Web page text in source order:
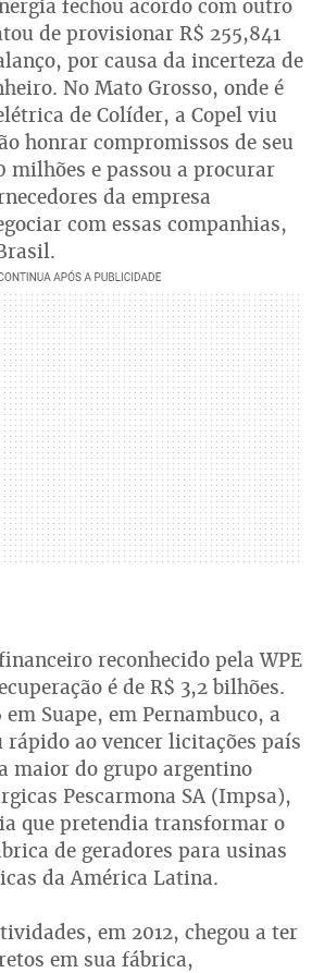
fechou acordo com outro
de provisionar R$ 255,841
por causa da incerteza de
No Mato Grosso, onde é
de Colíder, a Copel viu
honrar compromissos de seu
milhões e passou a procurar
da empresa
com essas companhias,
reconhecido pela WPE
é de R$ 3,2 bilhões.
Suape, em Pernambuco, a
rápido ao vencer licitações país
maior do grupo argentino
Pescarmona SA (Impsa),
que pretendia transformar o
de geradores para usinas
da América Latina.
em 2012, chegou a ter
em sua fábrica,